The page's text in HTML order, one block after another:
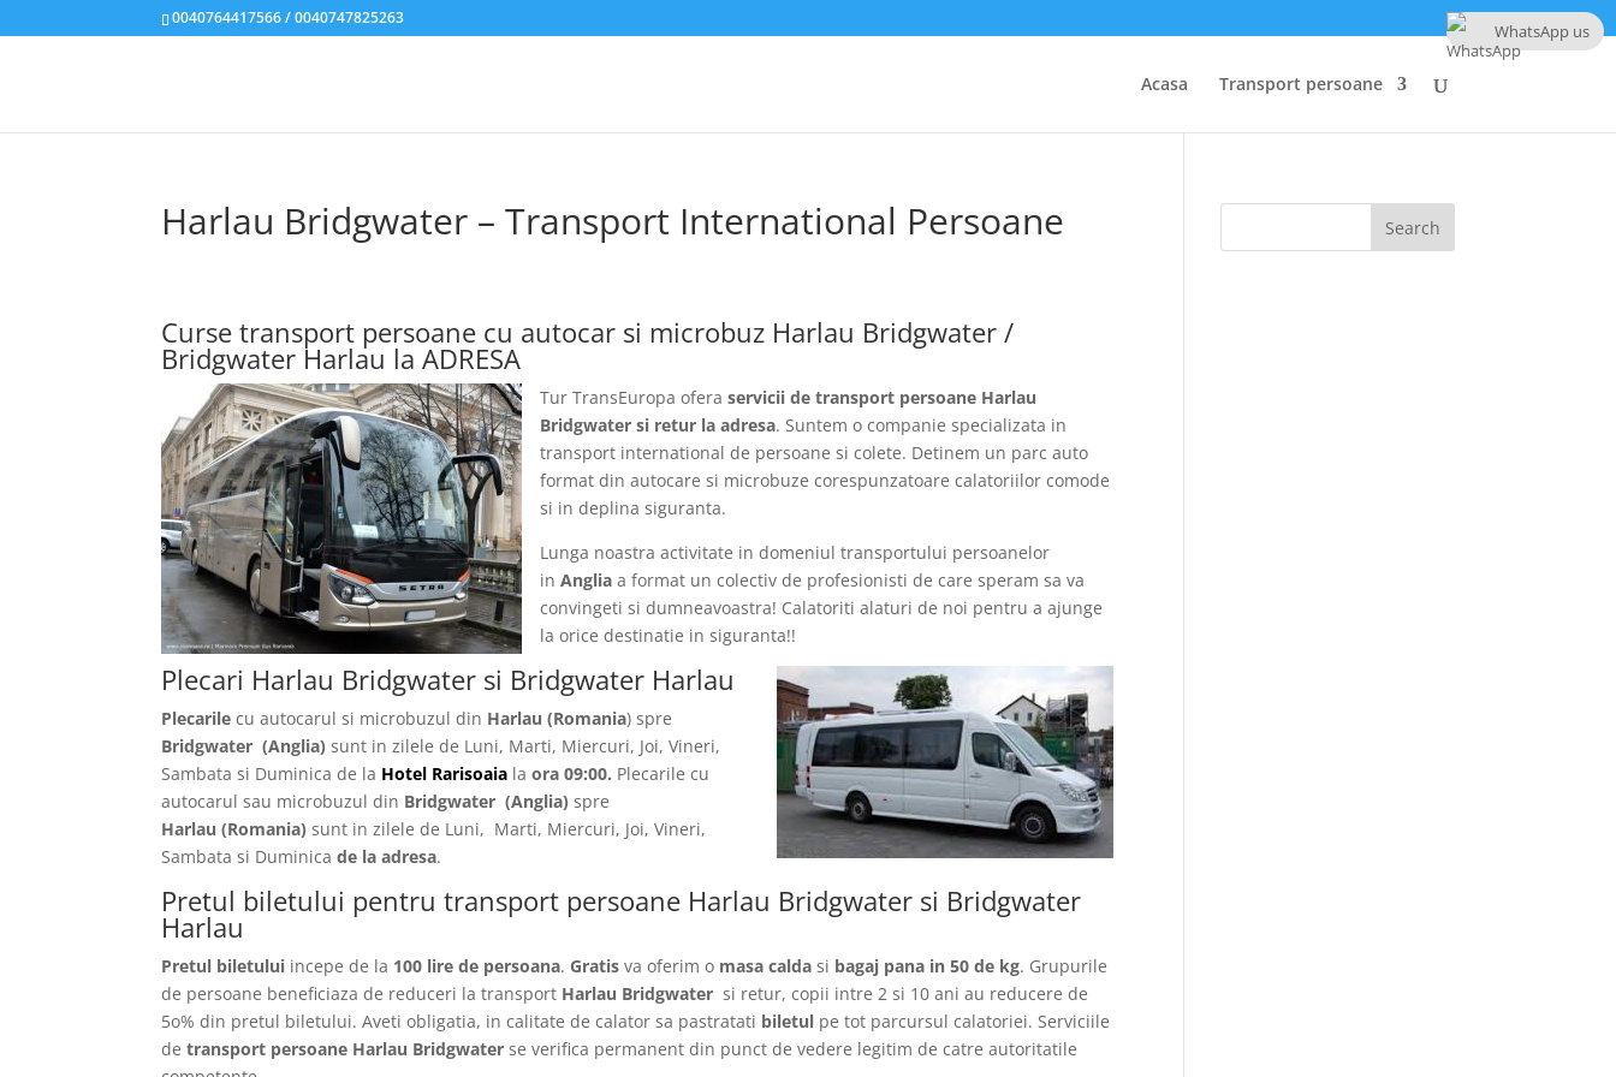
0040764417566 / 0040747825263
Acasa Transport persoane
Harlau Bridgwater – Transport International Persoane
Curse transport persoane cu autocar si microbuz Harlau Bridgwater /
Bridgwater Harlau la ADRESA
Tur TransEuropa oferaservicii de transport persoane Harlau
Bridgwater si retur la adresa. Suntem o companie specializata in
transport international de persoane si colete. Detinem un parc auto
format din autocare si microbuze corespunzatoare calatoriilor comode
si in deplina siguranta.
Lunga noastra activitate in domeniul transportului persoanelor
inAnglia a format un colectiv de profesionisti de care speram sa va
convingeti si dumneavoastra! Calatoriti alaturi de noi pentru a ajunge
la orice destinatie in siguranta!!
Plecari Harlau Bridgwater si Bridgwater Harlau
Plecarile cu autocarul si microbuzul din Harlau (Romania) spre
Bridgwater(Anglia) sunt in zilele de Luni, Marti, Miercuri, Joi, Vineri,
Sambata si Duminica de la Hotel Rarisoaia laora 09:00. Plecarile cu
autocarul sau microbuzul din Bridgwater(Anglia) spre
Harlau(Romania) sunt in zilele de Luni, Marti, Miercuri, Joi, Vineri,
Sambata si Duminicade la adresa.
Pretul biletului pentru transport persoane Harlau Bridgwater si Bridgwater
Harlau
Pretul biletului incepe de la 100 lire de persoana. Gratis va oferim o masa calda si bagaj pana in 50 de kg. Grupurile
de persoane beneficiaza de reduceri la transport Harlau Bridgwater si retur, copii intre 2 si 10 ani au reducere de
5o% din pretul biletului. Aveti obligatia, in calitate de calator sa pastratati biletul pe tot parcursul calatoriei. Serviciile
detransport persoane Harlau Bridgwaterse verifica permanent din punct de vedere legitim de catre autoritatile
WhatsApp us